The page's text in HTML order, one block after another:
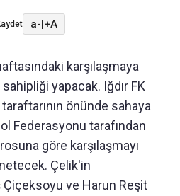
a-|+A
karşılaşmaya
yapacak. Iğdır FK
önünde sahaya
Federasyonu tarafından
göre karşılaşmayı
Çelik'in
Çiçeksoyu ve Harun Reşit